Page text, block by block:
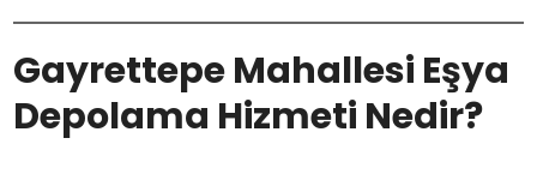
Gayrettepe Mahallesi Eşya
Depolama Hizmeti Nedir?